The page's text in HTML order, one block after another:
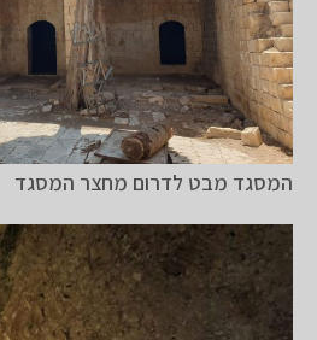
המסגד מבט לדרום מחצר המסגד